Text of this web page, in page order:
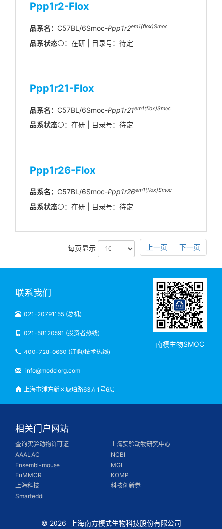
Ppp1r2-Flox
品系名： C57BL/6Smoc-Ppp1r2em1(flox)Smoc
品系状态 ：在研 | 目录号：待定
Ppp1r21-Flox
品系名： C57BL/6Smoc-Ppp1r21em1(flox)Smoc
品系状态 ：在研 | 目录号：待定
Ppp1r26-Flox
品系名： C57BL/6Smoc-Ppp1r26em1(flox)Smoc
品系状态 ：在研 | 目录号：待定
每页显示 上一页 下一页
联系我们
021-20791155 (总机)
021-58120591 (投资者热线)
400-728-0660 (订购/技术热线)
info@modelorg.com
上海市浦东新区琥珀路63弄1号6层
南模生物SMOC
相关门户网站
查询实验动物许可证
上海实验动物研究中心
AAALAC
NCBI
Ensembl-mouse
MGI
EuMMCR
KOMP
上海科技
科技创新券
Smarteddi
© 2026 上海南方模式生物科技股份有限公司